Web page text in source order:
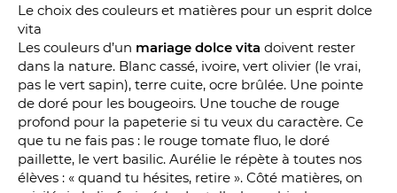
Le choix des couleurs et matières pour un esprit dolce
vita
Les couleurs d’un mariage dolce vita doivent rester
dans la nature. Blanc cassé, ivoire, vert olivier (le vrai,
pas le vert sapin), terre cuite, ocre brûlée. Une pointe
de doré pour les bougeoirs. Une touche de rouge
profond pour la papeterie si tu veux du caractère. Ce
que tu ne fais pas : le rouge tomate fluo, le doré
paillette, le vert basilic. Aurélie le répète à toutes nos
élèves : « quand tu hésites, retire ». Côté matières, on